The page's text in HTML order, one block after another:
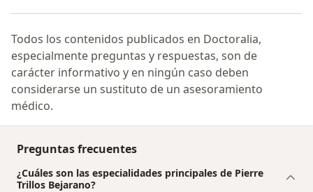
Todos los contenidos publicados en Doctoralia,
especialmente preguntas y respuestas, son de
carácter informativo y en ningún caso deben
considerarse un sustituto de un asesoramiento
médico.
Preguntas frecuentes
¿Cuáles son las especialidades principales de Pierre
Trillos Bejarano?